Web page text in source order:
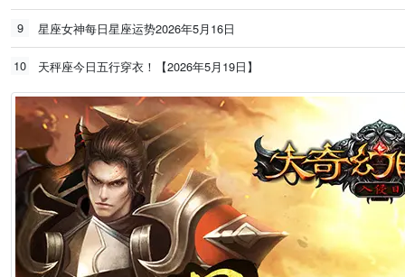
9 星座女神每日星座运势2026年5月16日
10 天秤座今日五行穿衣！【2026年5月19日】